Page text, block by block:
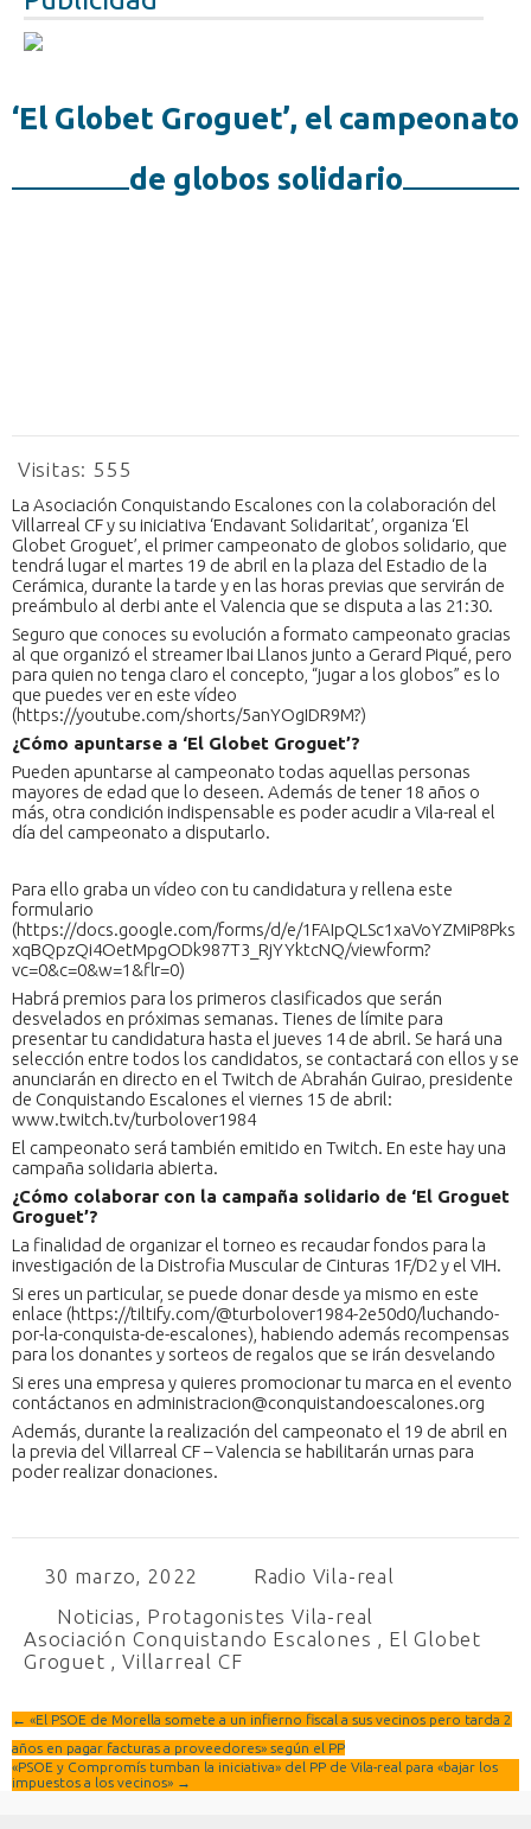
‘El Globet Groguet’, el campeonato
de globos solidario
Visitas: 555
La Asociación Conquistando Escalones con la colaboración del
Villarreal CF y su iniciativa ‘Endavant Solidaritat’, organiza ‘El
Globet Groguet’, el primer campeonato de globos solidario, que
tendrá lugar el martes 19 de abril en la plaza del Estadio de la
Cerámica, durante la tarde y en las horas previas que servirán de
preámbulo al derbi ante el Valencia que se disputa a las 21:30.
Seguro que conoces su evolución a formato campeonato gracias
al que organizó el streamer Ibai Llanos junto a Gerard Piqué, pero
para quien no tenga claro el concepto, “jugar a los globos” es lo
que puedes ver en este vídeo
(https://youtube.com/shorts/5anYOgIDR9M?)
¿Cómo apuntarse a ‘El Globet Groguet’?
Pueden apuntarse al campeonato todas aquellas personas
mayores de edad que lo deseen. Además de tener 18 años o
más, otra condición indispensable es poder acudir a Vila-real el
día del campeonato a disputarlo.
Para ello graba un vídeo con tu candidatura y rellena este
formulario
(https://docs.google.com/forms/d/e/1FAIpQLSc1xaVoYZMiP8Pks
xqBQpzQi4OetMpgODk987T3_RjYYktcNQ/viewform?
vc=0&c=0&w=1&flr=0)
Habrá premios para los primeros clasificados que serán
desvelados en próximas semanas. Tienes de límite para
presentar tu candidatura hasta el jueves 14 de abril. Se hará una
selección entre todos los candidatos, se contactará con ellos y se
anunciarán en directo en el Twitch de Abrahán Guirao, presidente
de Conquistando Escalones el viernes 15 de abril:
www.twitch.tv/turbolover1984
El campeonato será también emitido en Twitch. En este hay una
campaña solidaria abierta.
¿Cómo colaborar con la campaña solidario de ‘El Groguet
Groguet’?
La finalidad de organizar el torneo es recaudar fondos para la
investigación de la Distrofia Muscular de Cinturas 1F/D2 y el VIH.
Si eres un particular, se puede donar desde ya mismo en este
enlace (https://tiltify.com/@turbolover1984-2e50d0/luchando-
por-la-conquista-de-escalones), habiendo además recompensas
para los donantes y sorteos de regalos que se irán desvelando
Si eres una empresa y quieres promocionar tu marca en el evento
contáctanos en administracion@conquistandoescalones.org
Además, durante la realización del campeonato el 19 de abril en
la previa del Villarreal CF – Valencia se habilitarán urnas para
poder realizar donaciones.
30 marzo, 2022
Radio Vila-real
Noticias, Protagonistes Vila-real
Asociación Conquistando Escalones , El Globet
Groguet ,Villarreal CF
← «El PSOE de Morella somete a un infierno fiscal a sus vecinos pero tarda 2
años en pagar facturas a proveedores» según el PP
«PSOE y Compromís tumban la iniciativa» del PP de Vila-real para «bajar los
impuestos a los vecinos» →